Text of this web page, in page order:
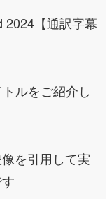
2024【通訳字幕
ルをご紹介し
を引用して実